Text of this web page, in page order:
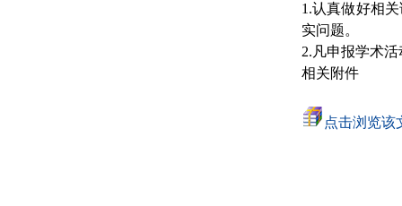
1.认真做好相
实问题。
2.凡申报学术
相关附件
点击浏览该